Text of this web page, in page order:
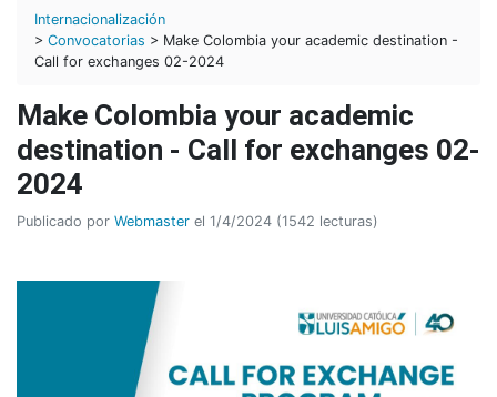
Internacionalización
> Convocatorias > Make Colombia your academic destination -
Call for exchanges 02-2024
Make Colombia your academic
destination - Call for exchanges 02-
2024
Publicado por Webmaster el 1/4/2024 (1542 lecturas)